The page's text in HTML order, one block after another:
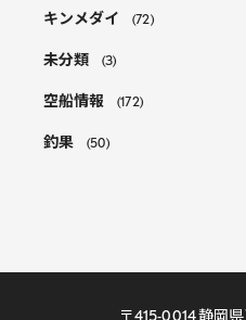
キンメダイ (72)
未分類 (3)
空船情報 (172)
釣果 (50)
〒415-0014 静岡